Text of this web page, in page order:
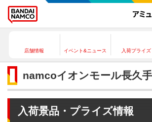
店舗情報 イベント&ニュース 入荷プライズ
namcoイオンモール長久
入荷景品・プライズ情報